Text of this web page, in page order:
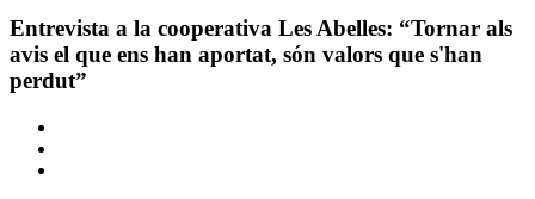
la
notícia
Entrevista a la cooperativa Les Abelles: “Tornar als
avis el que ens han aportat, són valors que s'han
perdut”
Comparteix